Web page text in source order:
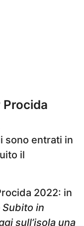
sono entrati in
il
2022: in
Subito in
sull’isola una